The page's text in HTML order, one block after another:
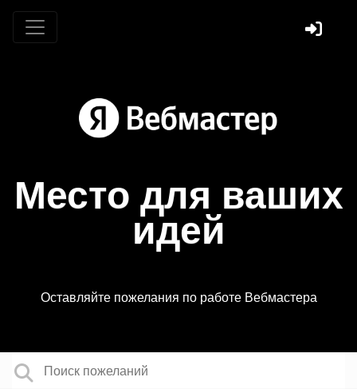
Место для ваших
идей
Оставляйте пожелания по работе Вебмастера